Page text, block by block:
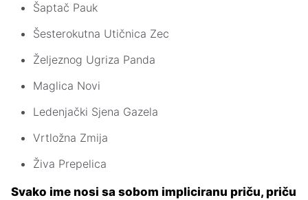
Šaptač Pauk
Šesterokutna Utičnica Zec
Željeznog Ugriza Panda
Maglica Novi
Ledenjački Sjena Gazela
Vrtložna Zmija
Živa Prepelica
Svako ime nosi sa sobom impliciranu priču, priču